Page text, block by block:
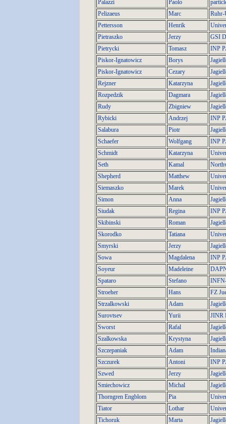
Palazzi Paolo
Pelizaeus
Marc
Ruhr-
Pettersson
Henrik
Pietraszko
Jerzy
GSI
Pietrycki
Tomasz
INP
Piskor-Ignatowicz
Borys
Piskor-Ignatowicz
Cezary
Rejzner
Katarzyna
Rozpedzik
Dagmara
Rudy
Zbigniew
Rybicki
Andrzej
INP
Salabura
Piotr
Schaefer
Wolfgang
INP
Schmidt
Katarzyna
Seth
Kamal
Shepherd
Matthew
Siemaszko
Marek
Simon
Anna
Siudak
Regina
INP
Skibinski
Roman
Skorodko
Tatiana
Smyrski
Jerzy
Sowa
Magdalena
INP
Soyeur
Madeleine
Spataro
Stefano
Stroeher
Hans
FZ
Strzalkowski
Adam
Surovtsev
Yurii
JINR
Sworst
Rafal
Szalkowska
Krystyna
Szczepaniak
Adam
Szczurek
Antoni
INP
Szwed
Jerzy
Smiechowicz
Michal
Thorngren Engblom
Pia
Tiator
Lothar
Tichoruk
Marta